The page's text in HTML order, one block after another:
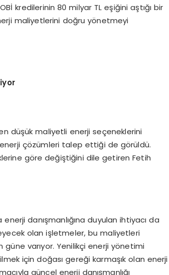
kredilerinin 80 milyar TL eşiğini aştığı bir
maliyetlerini doğru yönetmeyi
düşük maliyetli enerji seçeneklerini
enerji çözümleri talep ettiği de görüldü.
göre değiştiğini dile getiren Fetih
danışmanlığına duyulan ihtiyacı da
olan işletmeler, bu maliyetleri
varıyor. Yenilikçi enerji yönetimi
için doğası gereği karmaşık olan enerji
güncel enerji danışmanlığı